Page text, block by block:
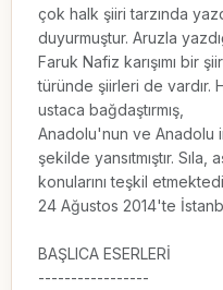
çok halk şiiri tarzında
duyurmuştur. Aruzla
Faruk Nafiz karışımı bir
türünde şiirleri de vardır.
ustaca bağdaştırmış,
Anadolu'nun ve Anadolu
şekilde yansıtmıştır. Sıla,
konularını teşkil
24 Ağustos 2014'te
BAŞLICA ESERLERİ
-----------------